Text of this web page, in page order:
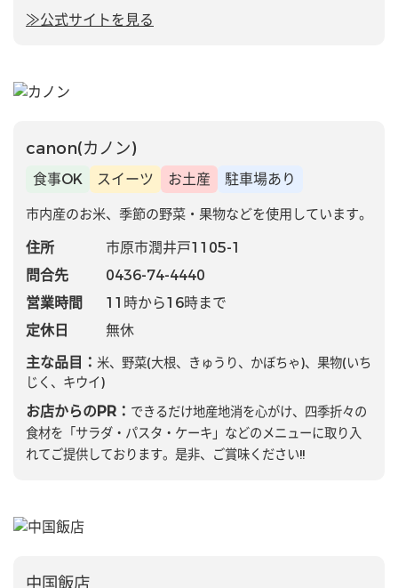
≫公式サイトを見る
canon(カノン)
食事OK スイーツ お土産 駐車場あり
市内産のお米、季節の野菜・果物などを使用しています。
住所
市原市潤井戸1105-1
問合先
0436-74-4440
営業時間
11時から16時まで
定休日
無休
主な品目： 米、野菜(大根、きゅうり、かぼちゃ)、果物(いち
じく、キウイ)
お店からのPR： できるだけ地産地消を心がけ、四季折々の
食材を「サラダ・パスタ・ケーキ」などのメニューに取り入
れてご提供しております。是非、ご賞味ください!!
中国飯店